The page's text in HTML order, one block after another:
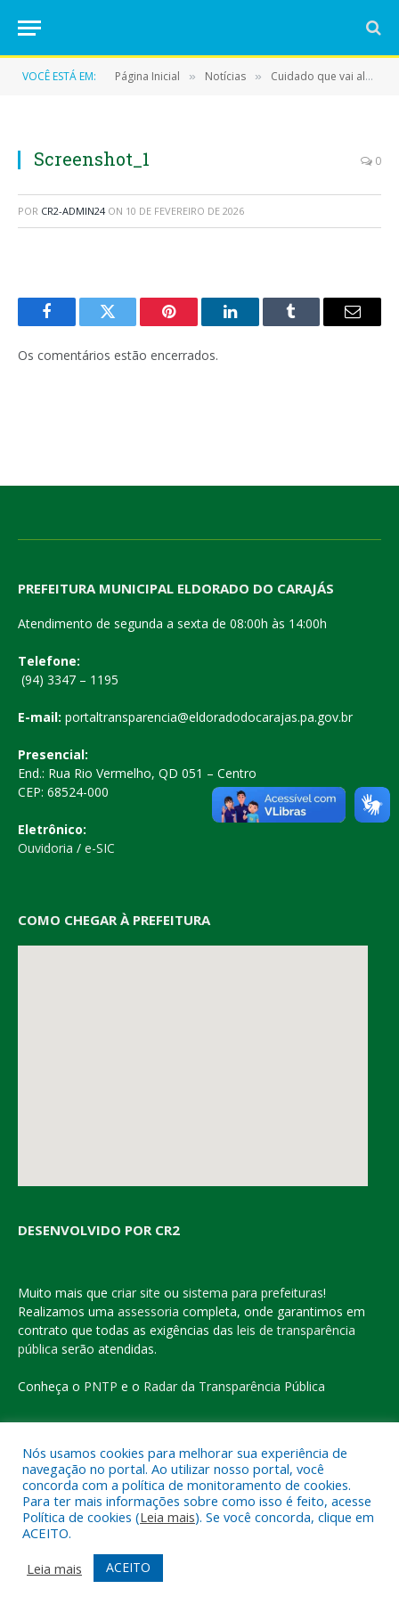
VOCÊ ESTÁ EM: Página Inicial » Notícias » Cuidado que vai além do exame!
Screenshot_1 0
POR CR2-ADMIN24 ON 10 DE FEVEREIRO DE 2026
FacebookTwitter Pinterest LinkedInTumblr
E-
Os comentários estão encerrados.
PREFEITURA MUNICIPAL ELDORADO DO CARAJÁS
Atendimento de segunda a sexta de 08:00h às 14:00h
Telefone:
(94) 3347 – 1195
E-mail: portaltransparencia@eldoradodocarajas.pa.gov.br
Presencial:
End.: Rua Rio Vermelho, QD 051 – Centro
CEP: 68524-000
Eletrônico:
Ouvidoria / e-SIC
COMO CHEGAR À PREFEITURA
DESENVOLVIDO POR CR2
Muito mais que criar site ou sistema para prefeituras!
Realizamos uma assessoria completa, onde garantimos em
contrato que todas as exigências das leis de transparência
pública serão atendidas.
Conheça o PNTP e o Radar da Transparência Pública
Todos os direitos reservados a Prefeitura Municipal de Eldorado
do Carajás
Mapa do Site
Acessar o Webmail
Nós usamos cookies para melhorar sua experiência de
navegação no portal. Ao utilizar nosso portal, você
concorda com a política de monitoramento de cookies.
Para ter mais informações sobre como isso é feito, acesse
Política de cookies (Leia mais). Se você concorda, clique em
ACEITO.
Leia mais
ACEITO